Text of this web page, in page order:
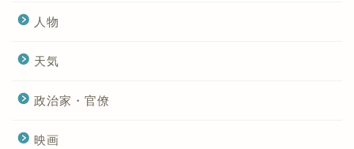
人物
天気
政治家・官僚
映画